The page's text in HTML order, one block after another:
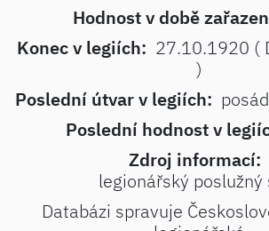
Hodnost v době
Konec v legiích: 27.10.1920 (
)
Poslední útvar v legiích:
Poslední hodnost v
Zdroj informací:
legionářský poslužný
Databázi spravuje